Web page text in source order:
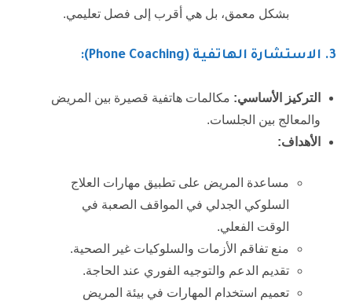
بشكل معمق، بل هي أقرب إلى فصل تعليمي.
3. الاستشارة الهاتفية (Phone Coaching):
التركيز الأساسي: مكالمات هاتفية قصيرة بين المريض
والمعالج بين الجلسات.
الأهداف:
مساعدة المريض على تطبيق مهارات العلاج
السلوكي الجدلي في المواقف الصعبة في
الوقت الفعلي.
منع تفاقم الأزمات والسلوكيات غير الصحية.
تقديم الدعم والتوجيه الفوري عند الحاجة.
تعميم استخدام المهارات في بيئة المريض